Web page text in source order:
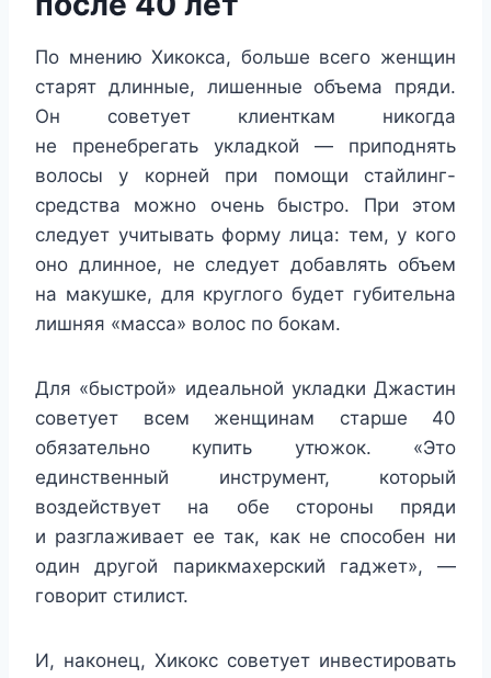
По мнению Хикокса, больше всего женщин
старят длинные, лишенные объема пряди.
Он советует клиенткам никогда
не пренебрегать укладкой — приподнять
волосы у корней при помощи стайлинг-
средства можно очень быстро. При этом
следует учитывать форму лица: тем, у кого
оно длинное, не следует добавлять объем
на макушке, для круглого будет губительна
лишняя «масса» волос по бокам.
Для «быстрой» идеальной укладки Джастин
советует всем женщинам старше 40
обязательно купить утюжок. «Это
единственный инструмент, который
воздействует на обе стороны пряди
и разглаживает ее так, как не способен ни
один другой парикмахерский гаджет», —
говорит стилист.
И, наконец, Хикокс советует инвестировать